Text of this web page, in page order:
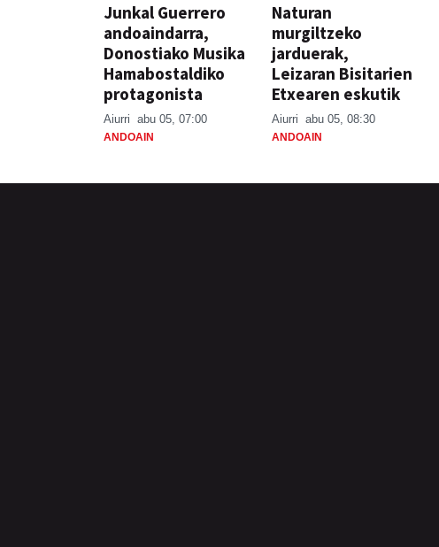
Junkal Guerrero
andoaindarra,
Donostiako Musika
Hamabostaldiko
protagonista
Aiurri abu 05, 07:00
ANDOAIN
Naturan
murgiltzeko
jarduerak,
Leizaran Bisitarien
Etxearen eskutik
Aiurri abu 05, 08:30
ANDOAIN